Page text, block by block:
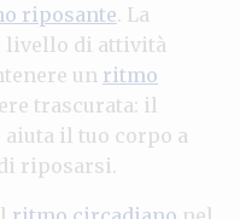
riposante. La
livello di attività
un ritmo
trascurata: il
il tuo corpo a
riposarsi.